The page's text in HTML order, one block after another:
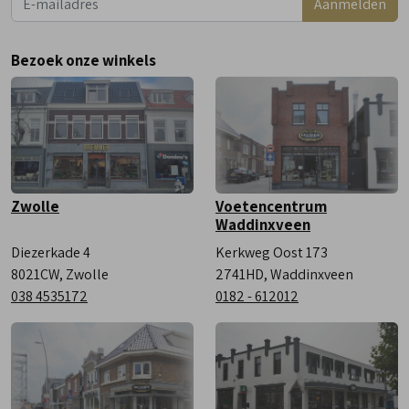
Woensdag
9:00 - 18:00
Vrijdag
Zaterdag
9:00 - 17:00
Aanmelden
Bezoek onze winkels
Zwolle
Diezerkade 4
8021CW, Zwolle
038 4535172
Voetencentrum
Waddinxveen
Kerkweg Oost 173
2741HD, Waddinxveen
0182 - 612012